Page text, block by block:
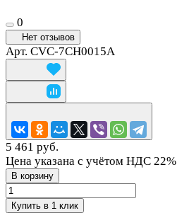
0
Нет отзывов
Арт. CVC-7CH0015A
5 461 руб.
Цена указана с учётом НДС 22%
В корзину
Купить в 1 клик